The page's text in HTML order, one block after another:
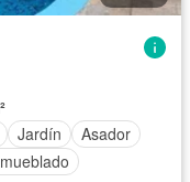
Jardín
Asador